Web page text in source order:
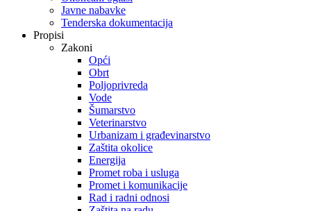
Javne nabavke
Tenderska dokumentacija
Propisi
Zakoni
Opći
Obrt
Poljoprivreda
Vode
Šumarstvo
Veterinarstvo
Urbanizam i građevinarstvo
Zaštita okolice
Energija
Promet roba i usluga
Promet i komunikacije
Rad i radni odnosi